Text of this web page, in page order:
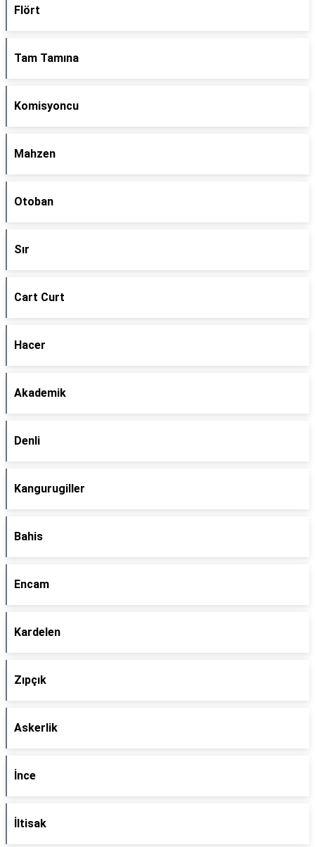
Flört
Tam Tamına
Komisyoncu
Mahzen
Otoban
Sır
Cart Curt
Hacer
Akademik
Denli
Kangurugiller
Bahis
Encam
Kardelen
Zıpçık
Askerlik
İnce
İltisak